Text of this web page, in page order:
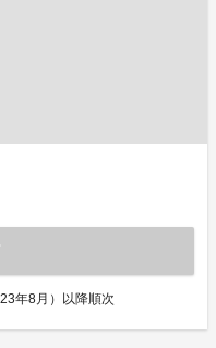
年8月）以降順次